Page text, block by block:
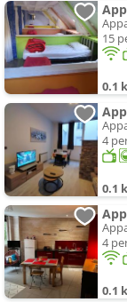
15
0.1
4
0.1
4
0.1